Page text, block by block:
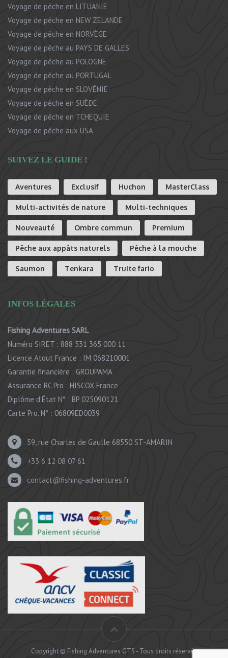
Voyage de pêche en LITUANIE
Voyage de pêche en NEW ZELANDE
Voyage de pêche en NORVÈGE
Voyage de pêche au PAYS DE GALLES
Voyage de pêche au POLOGNE
Voyage de pêche au PORTUGAL
Voyage de pêche en SLOVÉNIE
Voyage de pêche en SUÈDE
Voyage de pêche en TCHEQUIE
Voyage de pêche aux USA
SUIVEZ LE GUIDE !
Aventures Exclusif Huchon MasterClass
Multi-activités de nature Multi-techniques
Nouveauté Ombre commun Premium
Pêche aux appâts naturels Pêche à la mouche
Saumon Tenkara Truite fario
INFOS LÉGALES
Fishing Adventures SARL
Numéro SIRET : 888 531 365 000 11
Licence Atout France : IM 068210001
Garantie financière : GROUPAMA
Assurance RC Pro : HISCOX France
Diplôme d’État N° : BP 025090121
Carte Pro. N° : 06809ED0039
59, rue Charles de Gaulle 68550 ST-AMARIN
+33 6 12 08 07 61
contact@fishing-adventures.fr
Copyright © Fishing Adventures GTS - Tous droits réservés